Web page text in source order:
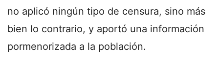
no aplicó ningún tipo de censura, sino más
bien lo contrario, y aportó una información
pormenorizada a la población.